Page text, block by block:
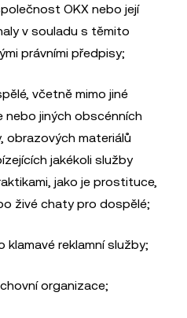
OKX nebo její
v souladu s těmito
právními předpisy;
včetně mimo jiné
nebo jiných obscénních
obrazových materiálů
jakékoli služby
jako je prostituce,
živé chaty pro dospělé;
klamavé reklamní služby;
organizace;